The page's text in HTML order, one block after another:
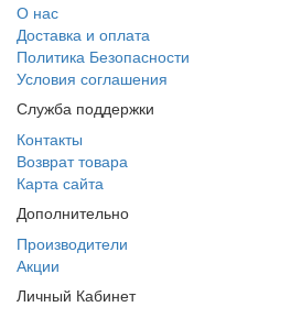
О нас
Доставка и оплата
Политика Безопасности
Условия соглашения
Служба поддержки
Контакты
Возврат товара
Карта сайта
Дополнительно
Производители
Акции
Личный Кабинет